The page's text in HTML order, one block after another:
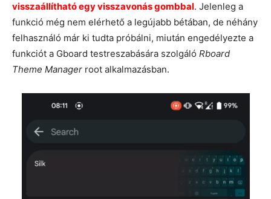
visszaállítható egy visszavonás gombbal. Jelenleg a
funkció még nem elérhető a legújabb bétában, de néhány
felhasználó már ki tudta próbálni, miután engedélyezte a
funkciót a Gboard testreszabására szolgáló Rboard
Theme Manager root alkalmazásban.